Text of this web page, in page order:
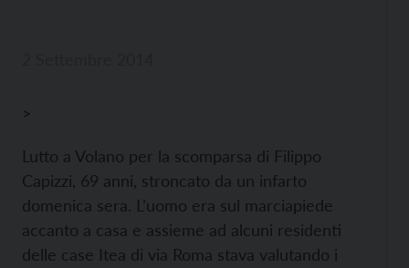
>
Lutto a Volano per la scomparsa di Filippo
Capizzi, 69 anni, stroncato da un infarto
domenica sera. L’uomo era sul marciapiede
accanto a casa e assieme ad alcuni residenti
delle case Itea di via Roma stava valutando i